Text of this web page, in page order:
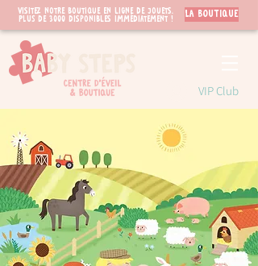
Visitez notre boutique en ligne de jouets.
PLUS de 3000 disponibles immédiatement !
LA BOUTIQUE
VIP Club